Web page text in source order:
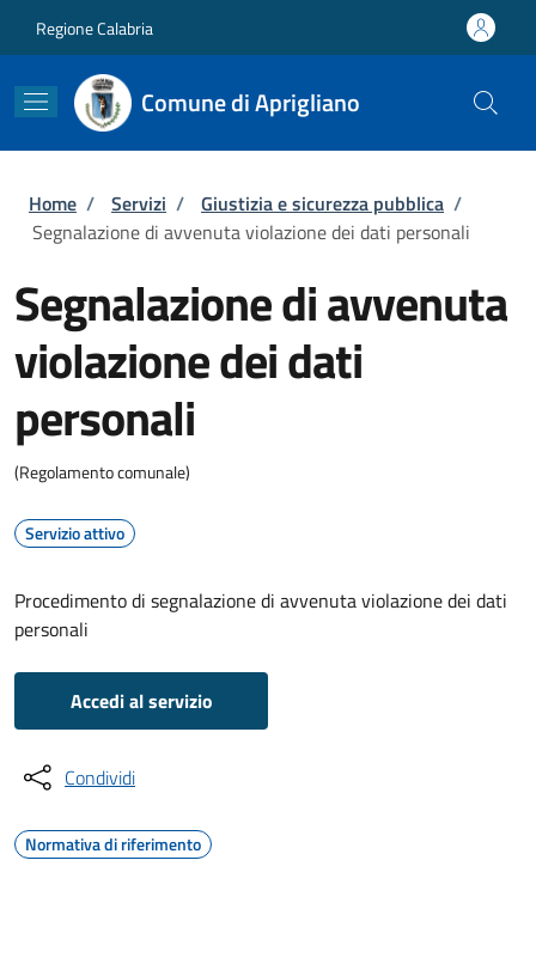
Regione Calabria
Comune di Aprigliano
Briciole di pane
Home / Servizi / Giustizia e sicurezza pubblica /
Segnalazione di avvenuta violazione dei dati personali
Segnalazione di avvenuta
violazione dei dati
personali
(Regolamento comunale)
Servizio attivo
Procedimento di segnalazione di avvenuta violazione dei dati
personali
Accedi al servizio
Condividi
Normativa di riferimento